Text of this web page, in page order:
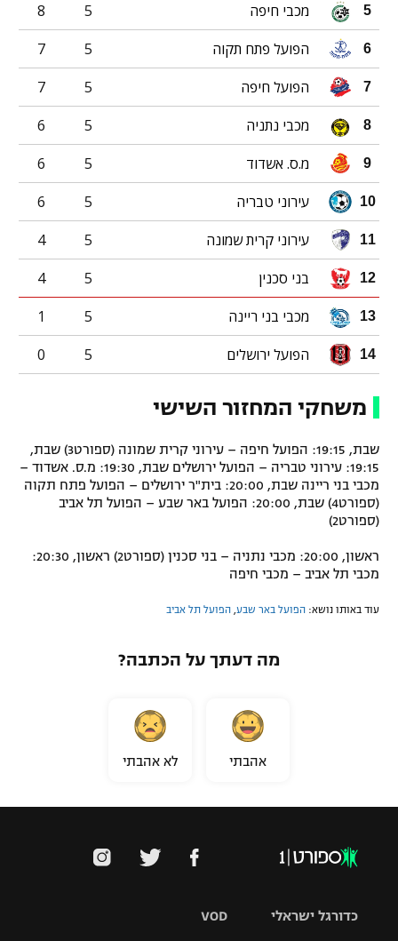
5 מכבי חיפה 5
8
6 הפועל פתח תקוה 5
7
7 הפועל חיפה 5
7
8 מכבי נתניה 5
6
9 מ.ס. אשדוד 5
6
10 עירוני טבריה 5
6
11 עירוני קרית שמונה 5
4
12 בני סכנין 5
4
13 מכבי בני ריינה 5
1
14 הפועל ירושלים 5
0
משחקי המחזור השישי
שבת, 19:15: הפועל חיפה – עירוני קרית שמונה (ספורט3) שבת,
19:15: עירוני טבריה – הפועל ירושלים שבת, 19:30: מ.ס. אשדוד –
מכבי בני ריינה שבת, 20:00: בית"ר ירושלים – הפועל פתח תקוה
(ספורט4) שבת, 20:00: הפועל באר שבע – הפועל תל אביב
(ספורט2)
ראשון, 20:00: מכבי נתניה – בני סכנין (ספורט2) ראשון, 20:30:
מכבי תל אביב – מכבי חיפה
עוד באותו נושא: הפועל באר שבע הפועל תל אביב
מה דעתך על הכתבה?
אהבתי לא אהבתי
VOD כדורגל ישראלי